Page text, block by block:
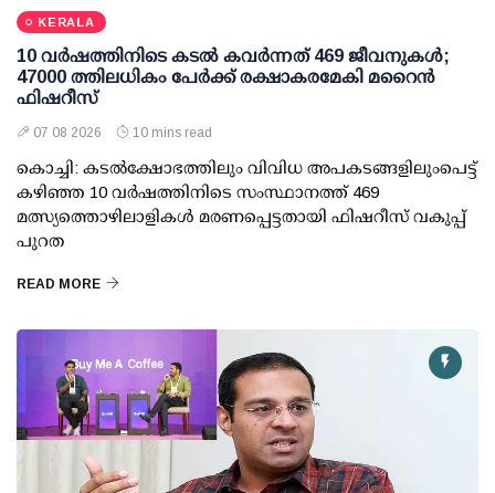
KERALA
10 വര്‍ഷത്തിനിടെ കടല്‍ കവര്‍ന്നത് 469 ജീവനുകള്‍;
47000 ത്തിലധികം പേര്‍ക്ക് രക്ഷാകരമേകി മറൈന്‍
ഫിഷറീസ്
07 08 2026 10 mins read
കൊച്ചി: കടല്‍ക്ഷോഭത്തിലും വിവിധ അപകടങ്ങളിലുംപെട്ട്
കഴിഞ്ഞ 10 വര്‍ഷത്തിനിടെ സംസ്ഥാനത്ത് 469
മത്സ്യത്തൊഴിലാളികള്‍ മരണപ്പെട്ടതായി ഫിഷറീസ് വകുപ്പ്
പുറത
READ MORE